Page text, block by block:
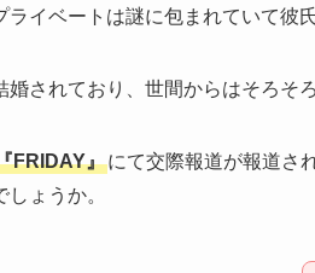
ライベートは謎に包まれていて彼
されており、世間からはそろそ
FRIDAY』にて交際報道が報道さ
ょうか。